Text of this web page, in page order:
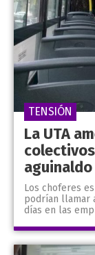
La UTA
Los choferes
podrían llamar
días en las
TENSIÓN